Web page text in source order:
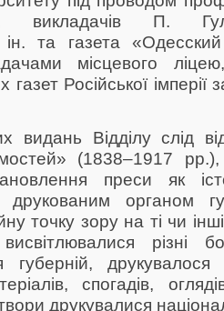
викладачів П.
та газета
місцевого
Російської імперії
видань Відділу слід
(1838–1917
преси як
друкованим органом
точку зору на ті чи
різні
губерній, друкувалося
спогадів,
твори друкувалися